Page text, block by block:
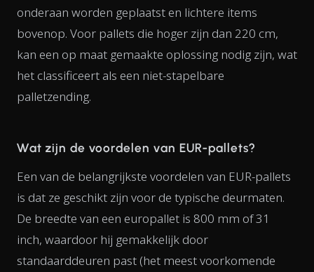
onderaan worden geplaatst en lichtere items
bovenop. Voor pallets die hoger zijn dan 220 cm,
kan een op maat gemaakte oplossing nodig zijn, wat
het classificeert als een niet-stapelbare
palletzending.
Wat zijn de voordelen van EUR-pallets?
Een van de belangrijkste voordelen van EUR-pallets
is dat ze geschikt zijn voor de typische deurmaten.
De breedte van een europallet is 800 mm of 31
inch, waardoor hij gemakkelijk door
standaarddeuren past (het meest voorkomende